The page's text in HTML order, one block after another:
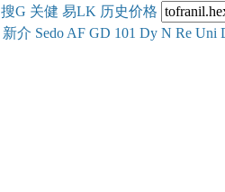
搜G 关健 易LK 历史价格
新介 Sedo AF GD 101 Dy N Re Uni